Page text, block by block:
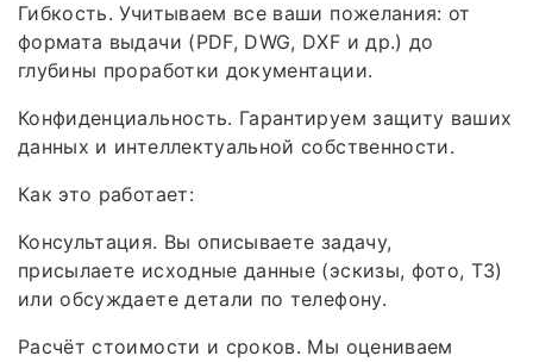
Гибкость. Учитываем все ваши пожелания: от
формата выдачи (PDF, DWG, DXF и др.) до
глубины проработки документации.
Конфиденциальность. Гарантируем защиту ваших
данных и интеллектуальной собственности.
Как это работает:
Консультация. Вы описываете задачу,
присылаете исходные данные (эскизы, фото, ТЗ)
или обсуждаете детали по телефону.
Расчёт стоимости и сроков. Мы оцениваем